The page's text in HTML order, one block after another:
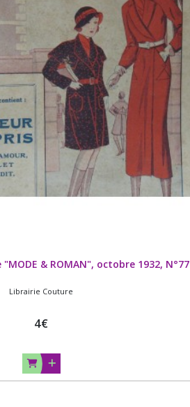
& ROMAN", octobre 1932, N°77
Librairie Couture
4€